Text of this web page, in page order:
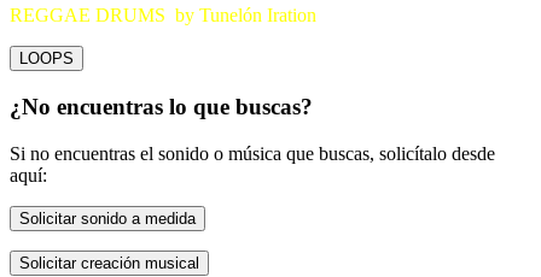
REGGAE DRUMS by Tunelón Iration
LOOPS
¿No encuentras lo que buscas?
Si no encuentras el sonido o música que buscas, solicítalo desde
aquí:
Solicitar sonido a medida
Solicitar creación musical